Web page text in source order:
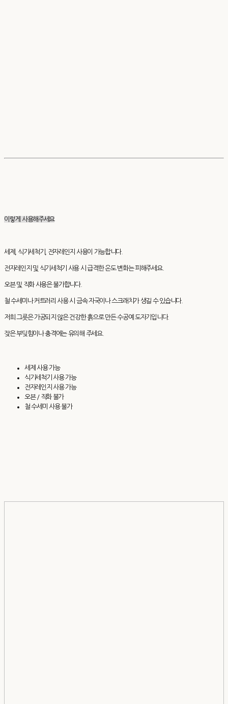
이렇게 사용해주세요
세제, 식기세척기, 전자레인지 사용이 가능합니다.
전자레인지 및 식기세척기 사용 시 급격한 온도 변화는 피해주세요.
오븐 및 직화 사용은 불가합니다.
철 수세미나 커트러리 사용 시 금속 자국이나 스크래치가 생길 수 있습니다.
저희 그릇은 가공되지 않은 건강한 흙으로 만든 수공예 도자기입니다.
잦은 부딪힘이나 충격에는 유의해 주세요.
세제 사용 가능
식기세척기 사용 가능
전자레인지 사용 가능
오븐 / 직화 불가
철 수세미 사용 불가